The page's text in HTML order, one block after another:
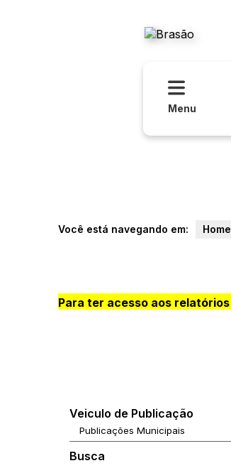
Menu
Você está navegando em: Home
Para ter acesso aos
Veiculo de Publicação
Busca